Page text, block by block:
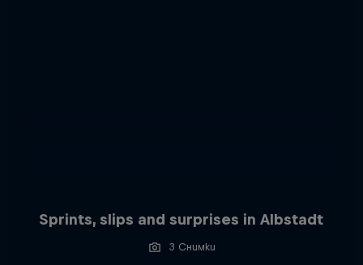
Sprints, slips and surprises in Albstadt
3 Снимки